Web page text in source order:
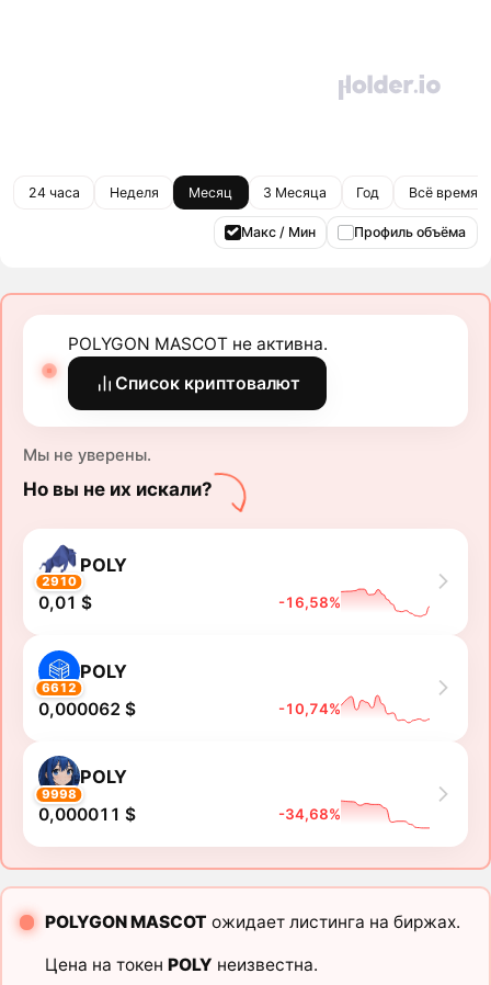
24 часа Неделя Месяц 3 Месяца Год Всё время
Макс / Мин Профиль объёма
POLYGON MASCOT не активна.
Список криптовалют
Мы не уверены.
Но вы не их искали?
2910
POLY
0,01 $ -16,58%
6612
POLY
0,000062 $ -10,74%
9998
POLY
0,000011 $ -34,68%
POLYGON MASCOT ожидает листинга на биржах.
Цена на токен POLY неизвестна.